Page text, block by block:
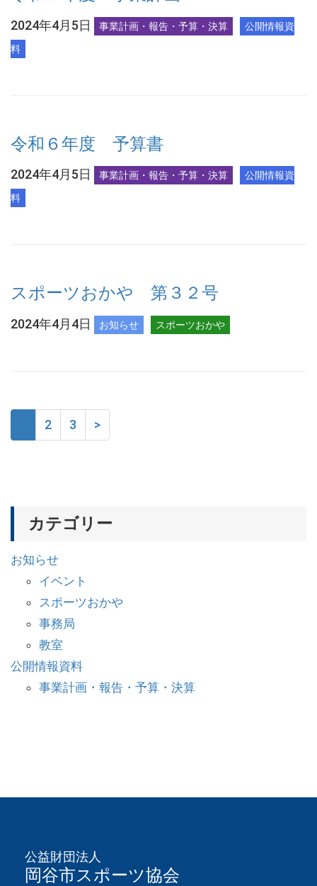
2024年4月5日 事業計画・報告・予算・決算
公開情報資
料
令和６年度 予算書
2024年4月5日 事業計画・報告・予算・決算
公開情報資
料
スポーツおかや 第３２号
2024年4月4日 お知らせ スポーツおかや
2 3 >
カテゴリー
お知らせ
イベント
スポーツおかや
事務局
教室
公開情報資料
事業計画・報告・予算・決算
公益財団法人
岡谷市スポーツ協会